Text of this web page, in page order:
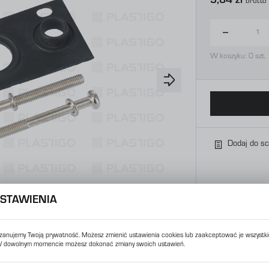
Brutto
W koszyku:0 szt.
Dodaj do
Twoją prywatność. Możesz zmienić ustawienia cookies lub zaakceptować je
dowolnym momencie możesz dokonać zmiany swoich ustawień.